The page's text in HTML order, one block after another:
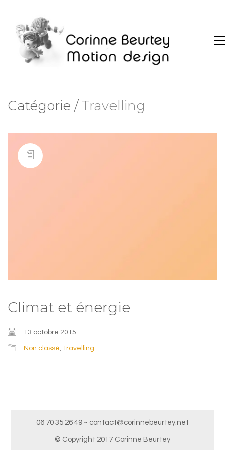
Catégorie /Travelling
Climat et énergie
13 octobre 2015
Non classé, Travelling
06 70 35 26 49 ~ contact@corinnebeurtey.net
© Copyright 2017 Corinne Beurtey